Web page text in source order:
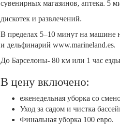
сувенирных магазинов, аптека. 5
дискотек и развлечений.
В пределах 5–10 минут на машине
и дельфинарий www.marineland.es.
До Барселоны- 80 км или 1 час
В цену включено:
еженедельная уборка со
Уход за садом и чистка
Финальная уборка 100 евро.